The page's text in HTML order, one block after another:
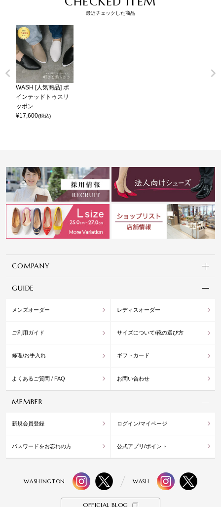
最近チェックした商品
WASH [人気商品] ポ
インテッドトゥスリ
ッポン
¥17,600(税込)
COMPANY
GUIDE
メンズオーダー レディスオーダー
ご利用ガイド サイズについて/靴の選び方
修理/お手入れ ギフトカード
よくあるご質問 / FAQ お問い合わせ
MEMBER
新規会員登録 ログイン/マイページ
パスワードをお忘れの方 公式アプリ/ポイント
WASHINGTON WASH
OFFICIAL BLOG